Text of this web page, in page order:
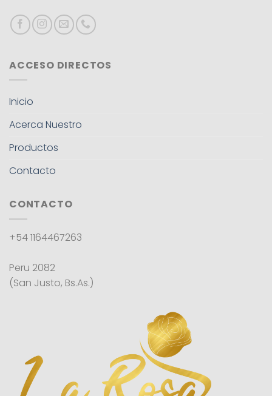
ACCESO DIRECTOS
Inicio
Acerca Nuestro
Productos
Contacto
CONTACTO
+54 1164467263
Peru 2082
(San Justo, Bs.As.)